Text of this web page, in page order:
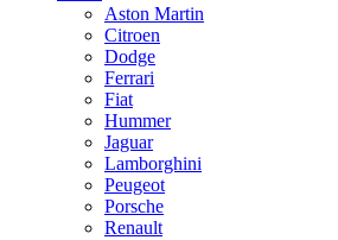
Aston Martin
Citroen
Dodge
Ferrari
Fiat
Hummer
Jaguar
Lamborghini
Peugeot
Porsche
Renault